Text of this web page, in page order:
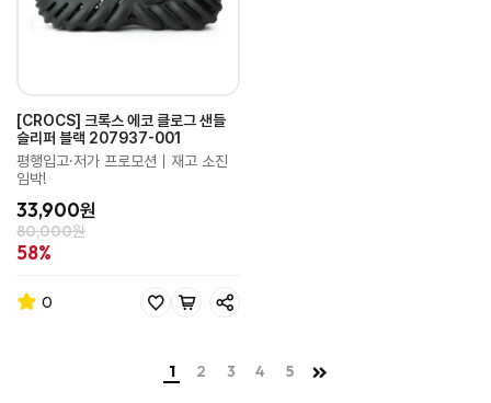
[CROCS] 크록스 에코 클로그 샌들
슬리퍼 블랙 207937-001
평행입고·저가 프로모션｜재고 소진
임박!
33,900원
80,000원
58%
0
1 2 3 4 5